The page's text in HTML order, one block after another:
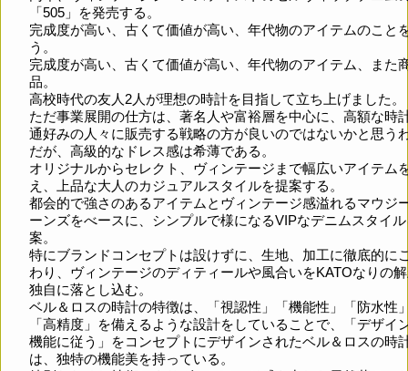
「505」を発売する。
完成度が高い、古くて価値が高い、年代物のアイテムのこと
う。
完成度が高い、古くて価値が高い、年代物のアイテム、また
品。
高校時代の友人2人が理想の時計を目指して立ち上げました。
ただ事業展開の仕方は、著名人や富裕層を中心に、高額な時
通好みの人々に販売する戦略の方が良いのではないかと思う
だが、高級的なドレス感は希薄である。
オリジナルからセレクト、ヴィンテージまで幅広いアイテム
え、上品な大人のカジュアルスタイルを提案する。
都会的で強さのあるアイテムとヴィンテージ感溢れるマウジ
ーンズをべースに、シンプルで様になるVIPなデニムスタイ
案。
特にブランドコンセプトは設けずに、生地、加工に徹底的に
わり、ヴィンテージのディティールや風合いをKATOなりの
独自に落とし込む。
ベル＆ロスの時計の特徴は、「視認性」「機能性」「防水性
「高精度」を備えるような設計をしていることで、「デザイ
機能に従う」をコンセプトにデザインされたベル＆ロスの時
は、独特の機能美を持っている。